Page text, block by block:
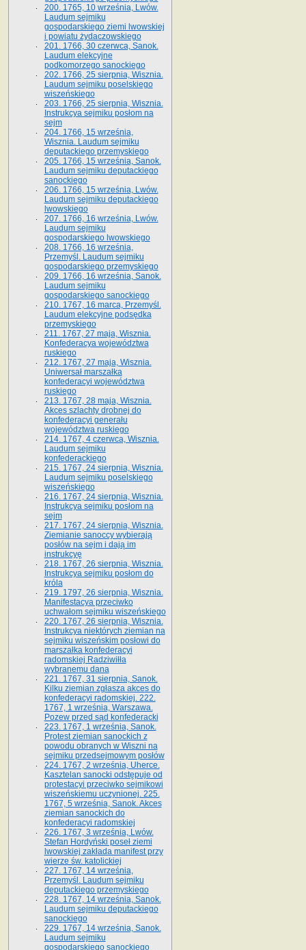
200. 1765, 10 września, Lwów.
Laudum sejmiku
gospodarskiego ziemi lwowskiej
i powiatu żydaczowskiego
201. 1766, 30 czerwca, Sanok.
Laudum elekcyjne
podkomorzego sanockiego
202. 1766, 25 sierpnia, Wisznia.
Laudum sejmiku poselskiego
wiszeńskiego
203. 1766, 25 sierpnia, Wisznia.
Instrukcya sejmiku posłom na
sejm
204. 1766, 15 września,
Wisznia. Laudum sejmiku
deputackiego przemyskiego
205. 1766, 15 września, Sanok.
Laudum sejmiku deputackiego
sanockiego
206. 1766, 15 września, Lwów.
Laudum sejmiku deputackiego
lwowskiego
207. 1766, 16 września, Lwów.
Laudum sejmiku
gospodarskiego lwowskiego
208. 1766, 16 września,
Przemyśl. Laudum sejmiku
gospodarskiego przemyskiego
209. 1766, 16 września, Sanok.
Laudum sejmiku
gospodarskiego sanockiego
210. 1767, 16 marca, Przemyśl.
Laudum elekcyjne podsędka
przemyskiego
211. 1767, 27 maja, Wisznia.
Konfederacya województwa
ruskiego
212. 1767, 27 maja, Wisznia.
Uniwersał marszałka
konfederacyi województwa
ruskiego
213. 1767, 28 maja, Wisznia.
Akces szlachty drobnej do
konfederacyi generału
województwa ruskiego
214. 1767, 4 czerwca, Wisznia.
Laudum sejmiku
konfederackiego
215. 1767, 24 sierpnia, Wisznia.
Laudum sejmiku poselskiego
wiszeńskiego
216. 1767, 24 sierpnia, Wisznia.
Instrukcya sejmiku posłom na
sejm
217. 1767, 24 sierpnia, Wisznia.
Ziemianie sanoccy wybierają
posłów na sejm i dają im
instrukcyę
218. 1767, 26 sierpnia, Wisznia.
Instrukcya sejmiku posłom do
króla
219. 1797, 26 sierpnia, Wisznia.
Manifestacya przeciwko
uchwałom sejmiku wiszeńskiego
220. 1767, 26 sierpnia, Wisznia.
Instrukcya niektórych ziemian na
sejmiku wiszeńskim posłowi do
marszałka konfe­deracyi
radomskiej Radziwiłła
wybranemu dana
221. 1767, 31 sierpnia, Sanok.
Kilku ziemian zgłasza akces do
konfederacyi radomskiej. 222.
1767, 1 września, Warszawa.
Pozew przed sąd konfederacki
223. 1767, 1 września, Sanok.
Protest ziemian sanockich z
powodu obranych w Wiszni na
sejmiku przedsejmo­wym posłów
224. 1767, 2 września, Uherce.
Kasztelan sanocki odstępuje od
protestacyi przeciwko sejmikowi
wiszeńskiemu uczynionej. 225.
1767, 5 września, Sanok. Akces
ziemian sanockich do
konfederacyi radomskiej
226. 1767, 3 września, Lwów.
Stefan Hordyński poseł ziemi
lwowskiej zakłada manifest przy
wierze św. ka­tolickiej
227. 1767, 14 września,
Przemyśl. Laudum sejmiku
deputackiego przemyskiego
228. 1767, 14 września, Sanok.
Laudum sejmiku deputackiego
sanockiego
229. 1767, 14 września, Sanok.
Laudum sejmiku
gospodarskiego sanockiego